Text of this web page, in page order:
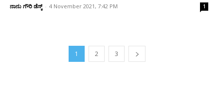
ನಾನು ಗೌರಿ ಡೆಸ್ಕ್ - 4 November 2021, 7:42 PM 1
1 2 3